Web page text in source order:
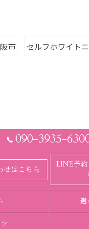
市 セルフホワイト
090-3935-
せはこちら
LINE予